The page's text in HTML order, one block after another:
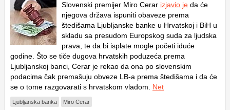
Slovenski premijer Miro Cerar izjavio je da će
njegova država ispuniti obaveze prema
štedišama Ljubljanske banke u Hrvatskoj i BiH u
skladu sa presudom Europskog suda za ljudska
prava, te da bi isplate mogle početi iduće
godine. Što se tiče dugova hrvatskih poduzeća prema
Ljubljanskoj banci, Cerar je rekao da ona po slovenskim
podacima čak premašuju obveze LB-a prema štedišama i da će
se o tome razgovarati s hrvatskom vladom. Net
Ljubljanska banka Miro Cerar